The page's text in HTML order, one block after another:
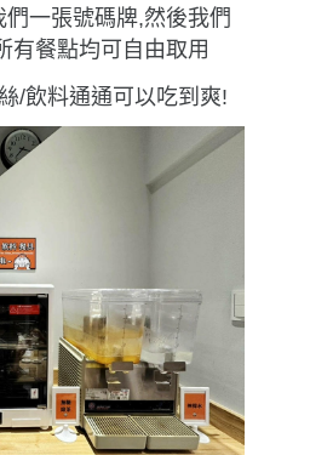
一張號碼牌,然後我們
有餐點均可自由取用
/飲料通通可以吃到爽!